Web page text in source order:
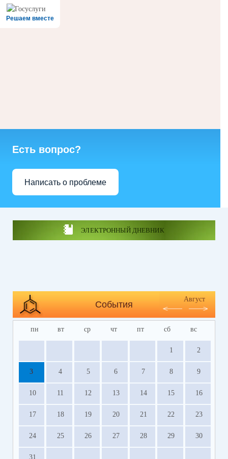
Решаем вместе
Есть вопрос?
Написать о проблеме
ЭЛЕКТРОННЫЙ ДНЕВНИК
События
Август
пн вт ср чт пт сб вс
1 2
3 4 5 6 7 8 9
10 11 12 13 14 15 16
17 18 19 20 21 22 23
24 25 26 27 28 29 30
31